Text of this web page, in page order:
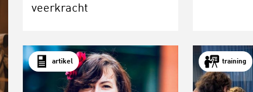
veerkracht
artikel training